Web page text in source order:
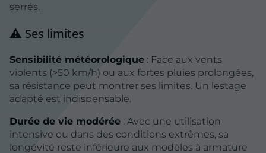
serrés.
⚠️ Ses limites
Sensibilité météorologique : Face aux vents
violents (>50 km/h) ou aux fortes pluies prolongées,
sa résistance peut montrer ses limites. Un lestage
adapté est indispensable.
Durée de vie modérée : Avec une utilisation
intensive ou dans des conditions extrêmes, sa
longévité reste inférieure aux modèles à armature